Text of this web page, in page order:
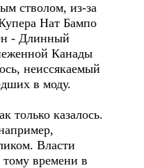
стволом, из-за
Нат Бампо
- Длинный
Канады
неиссякаемый
в моду.
только казалось.
Власти
времени в